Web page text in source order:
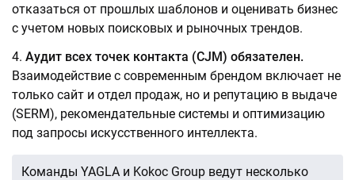
отказаться от прошлых шаблонов и оценивать бизнес
с учетом новых поисковых и рыночных трендов.
Аудит всех точек контакта (CJM) обязателен.
Взаимодействие с современным брендом включает не
только сайт и отдел продаж, но и репутацию в выдаче
(SERM), рекомендательные системы и оптимизацию
под запросы искусственного интеллекта.
Команды YAGLA и Kokoc Group ведут несколько